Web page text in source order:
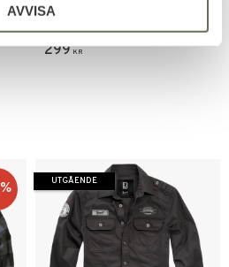
AVVISABrandit Bastards Ace of Spades
Motörhead merch.
299 KR
% UTGÅENDE